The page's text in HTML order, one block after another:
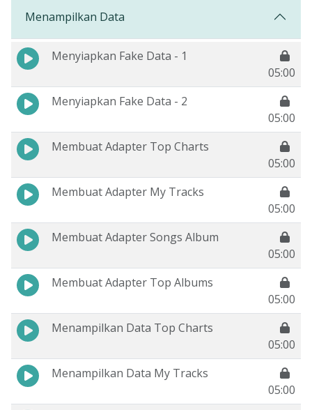
Menampilkan Data
Menyiapkan Fake Data - 1
05:00
Menyiapkan Fake Data - 2
05:00
Membuat Adapter Top Charts
05:00
Membuat Adapter My Tracks
05:00
Membuat Adapter Songs Album
05:00
Membuat Adapter Top Albums
05:00
Menampilkan Data Top Charts
05:00
Menampilkan Data My Tracks
05:00